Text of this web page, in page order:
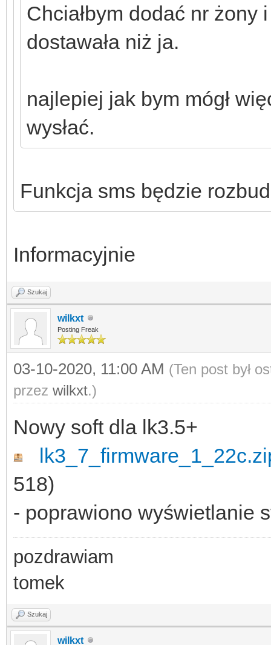
Chciałbym dodać nr
dostawała niż ja.
najlepiej jak bym mógł
wysłać.
Funkcja sms będzie
Informacyjnie
Szukaj
wilkxt
Posting Freak
03-10-2020, 11:00 AM (Ten post był
przez wilkxt.)
Nowy soft dla lk3.5+
518)
- poprawiono wyświetlanie
pozdrawiam
tomek
Szukaj
wilkxt